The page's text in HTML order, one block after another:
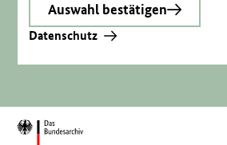
Auswahl bestätigen
Datenschutz
Zur